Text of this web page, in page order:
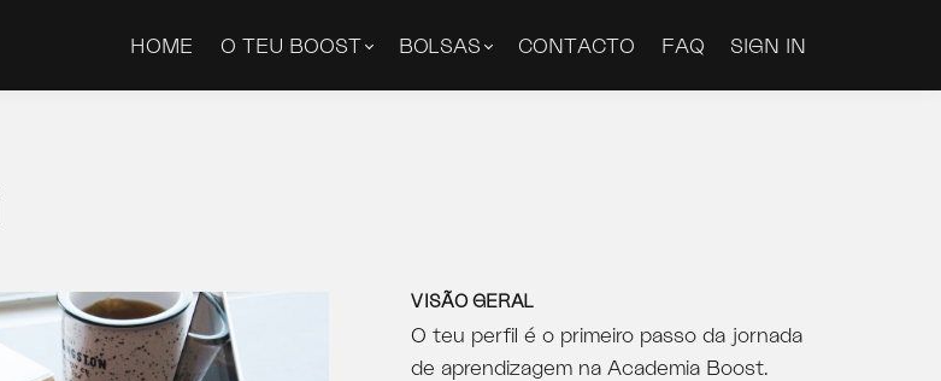
HOME O TEU BOOST BOLSAS CONTACTO FAQ SIGN IN
VISÃO GERAL
O teu perfil é o primeiro passo da jornada
de aprendizagem na Academia Boost.